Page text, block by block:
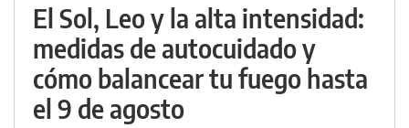
El Sol, Leo y la alta intensidad:
medidas de autocuidado y
cómo balancear tu fuego hasta
el 9 de agosto